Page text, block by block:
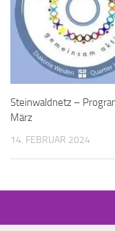
Steinwaldnetz –
März
14. FEBRUAR 2024